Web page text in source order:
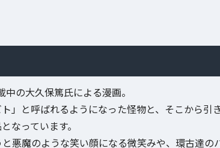
の大久保篤氏による漫画。
」と呼ばれるようになった怪物と、そこから引
なっています。
悪魔のような笑い顔になる微笑みや、環古達の